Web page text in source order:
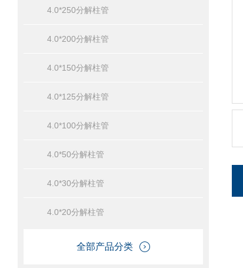
4.0*250分解柱管
4.0*200分解柱管
4.0*150分解柱管
4.0*125分解柱管
4.0*100分解柱管
4.0*50分解柱管
4.0*30分解柱管
4.0*20分解柱管
全部产品分类